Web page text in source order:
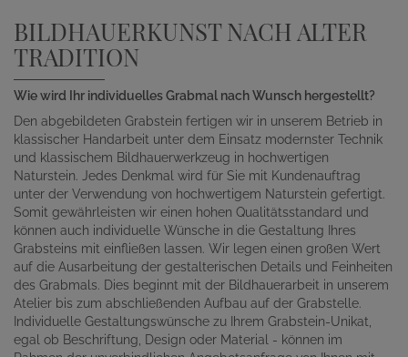
BILDHAUERKUNST NACH ALTER
TRADITION
Wie wird Ihr individuelles Grabmal nach Wunsch hergestellt?
Den abgebildeten Grabstein fertigen wir in unserem Betrieb in
klassischer Handarbeit unter dem Einsatz modernster Technik
und klassischem Bildhauerwerkzeug in hochwertigen
Naturstein. Jedes Denkmal wird für Sie mit Kundenauftrag
unter der Verwendung von hochwertigem Naturstein gefertigt.
Somit gewährleisten wir einen hohen Qualitätsstandard und
können auch individuelle Wünsche in die Gestaltung Ihres
Grabsteins mit einfließen lassen. Wir legen einen großen Wert
auf die Ausarbeitung der gestalterischen Details und Feinheiten
des Grabmals. Dies beginnt mit der Bildhauerarbeit in unserem
Atelier bis zum abschließenden Aufbau auf der Grabstelle.
Individuelle Gestaltungswünsche zu Ihrem Grabstein-Unikat,
egal ob Beschriftung, Design oder Material - können im